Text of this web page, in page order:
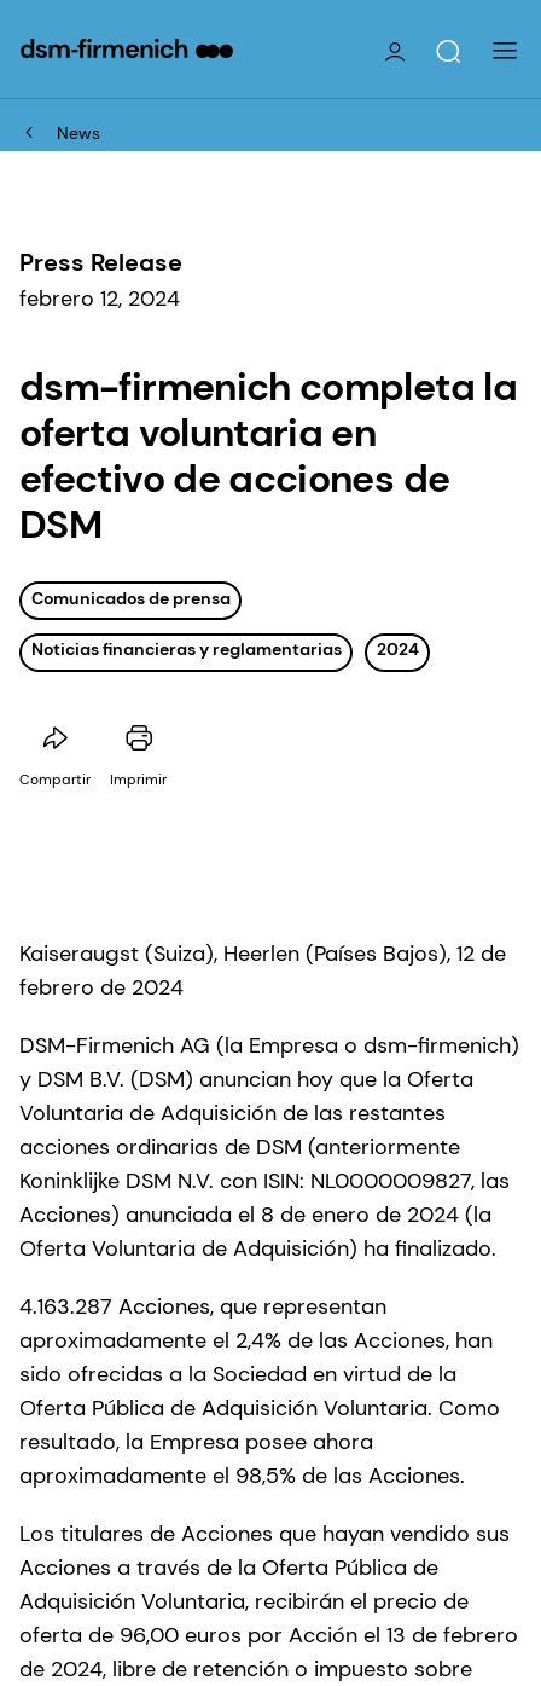
News
Press Release
febrero 12, 2024
dsm-firmenich completa la
oferta voluntaria en
efectivo de acciones de
DSM
Comunicados de prensa
Noticias financieras y reglamentarias 2024
Compartir Imprimir
Kaiseraugst (Suiza), Heerlen (Países Bajos), 12 de
febrero de 2024
DSM-Firmenich AG (la Empresa o dsm-firmenich)
y DSM B.V. (DSM) anuncian hoy que la Oferta
Voluntaria de Adquisición de las restantes
acciones ordinarias de DSM (anteriormente
Koninklijke DSM N.V. con ISIN: NL0000009827, las
Acciones) anunciada el 8 de enero de 2024 (la
Oferta Voluntaria de Adquisición) ha finalizado.
4.163.287 Acciones, que representan
aproximadamente el 2,4% de las Acciones, han
sido ofrecidas a la Sociedad en virtud de la
Oferta Pública de Adquisición Voluntaria. Como
resultado, la Empresa posee ahora
aproximadamente el 98,5% de las Acciones.
Los titulares de Acciones que hayan vendido sus
Acciones a través de la Oferta Pública de
Adquisición Voluntaria, recibirán el precio de
oferta de 96,00 euros por Acción el 13 de febrero
de 2024, libre de retención o impuesto sobre